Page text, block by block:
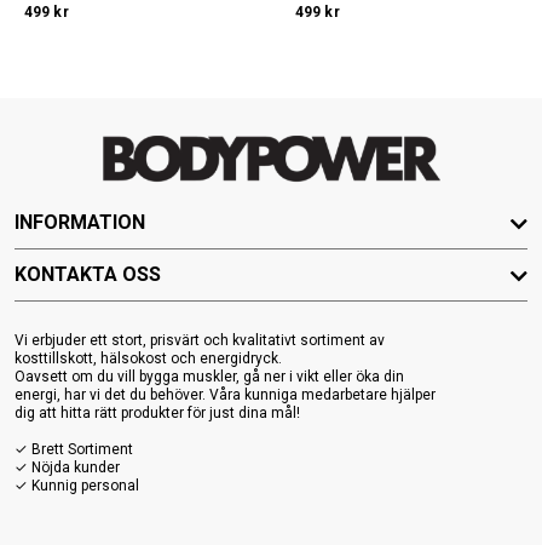
499 kr 499 kr
Vi erbjuder ett stort, prisvärt och kvalitativt sortiment av
kosttillskott, hälsokost och energidryck.
Oavsett om du vill bygga muskler, gå ner i vikt eller öka din
energi, har vi det du behöver. Våra kunniga medarbetare hjälper
dig att hitta rätt produkter för just dina mål!
✓ Brett Sortiment
✓ Nöjda kunder
✓ Kunnig personal
INFORMATION
KONTAKTA OSS